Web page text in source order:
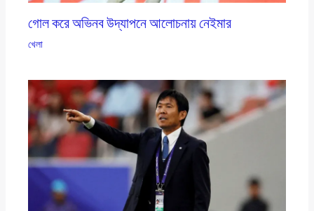
গোল করে অভিনব উদ্‌যাপনে আলোচনায় নেইমার
খেলা